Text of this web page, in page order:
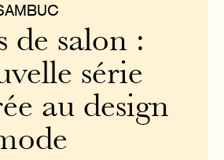
de salon :
série
au design